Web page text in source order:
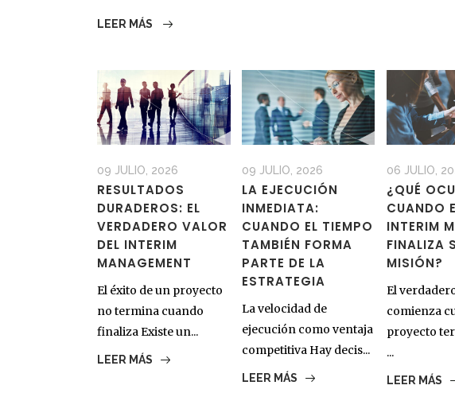
LEER MÁS
09 JULIO, 2026
RESULTADOS
DURADEROS: EL
VERDADERO VALOR
DEL INTERIM
MANAGEMENT
El éxito de un proyecto
no termina cuando
finaliza Existe un...
LEER MÁS
09 JULIO, 2026
LA EJECUCIÓN
INMEDIATA:
CUANDO EL TIEMPO
TAMBIÉN FORMA
PARTE DE LA
ESTRATEGIA
La velocidad de
ejecución como ventaja
competitiva Hay decis...
LEER MÁS
06 JULIO,
¿QUÉ
CUANDO
INTERIM
FINALIZA
MISIÓN?
El
comienza
proyecto
...
LEER MÁS